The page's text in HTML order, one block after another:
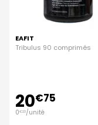
EAFIT
Tribulus 90 comprimés
20€75
0€23/unité